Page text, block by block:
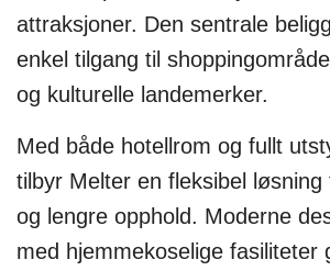
attraksjoner. Den sentrale
enkel tilgang til
og kulturelle landemerker.
Med både hotellrom og fullt
tilbyr Melter en fleksibel
og lengre opphold. Moderne
med hjemmekoselige fasiliteter